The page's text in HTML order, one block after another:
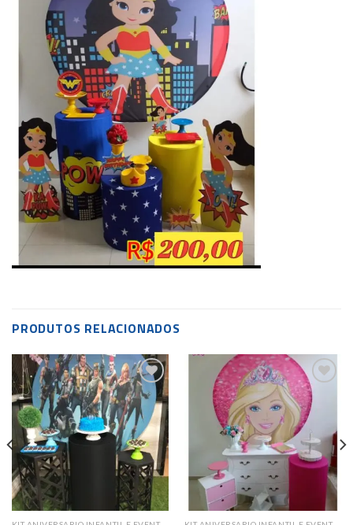
PRODUTOS RELACIONADOS
Add to
wishlist
Add to
wishlist